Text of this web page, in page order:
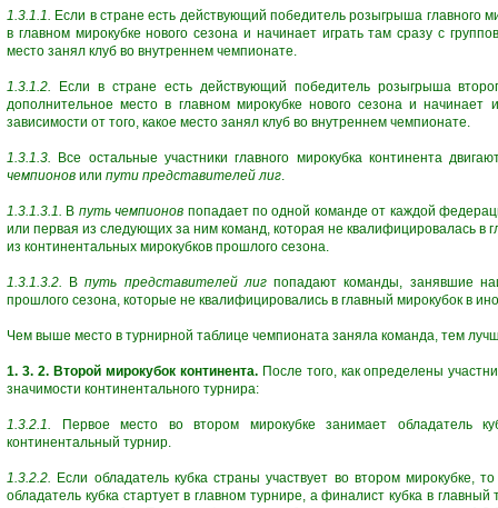
1.3.1.1. Если в стране есть действующий победитель розыгрыша главного
в главном мирокубке нового сезона и начинает играть там сразу с
место занял клуб во внутреннем чемпионате.
1.3.1.2. Если в стране есть действующий победитель розыгрыша
дополнительное место в главном мирокубке нового сезона и начинает
зависимости от того, какое место занял клуб во внутреннем чемпионате.
1.3.1.3. Все остальные участники главного мирокубка континента
чемпионов или пути представителей лиг.
1.3.1.3.1. В путь чемпионов попадает по одной команде от каждой
или первая из следующих за ним команд, которая не квалифицировалась в
из континентальных мирокубков прошлого сезона.
1.3.1.3.2. Впуть представителей лигпопадают команды, занявшие
прошлого сезона, которые не квалифицировались в главный мирокубок в
Чем выше место в турнирной таблице чемпионата заняла команда, тем
1. 3. 2. Второй мирокубок континента.После того, как определены
значимости континентального турнира:
1.3.2.1. Первое место во втором мирокубке занимает обладатель
континентальный турнир.
1.3.2.2. Если обладатель кубка страны участвует во втором мирокубке,
обладатель кубка стартует в главном турнире, а финалист кубка в